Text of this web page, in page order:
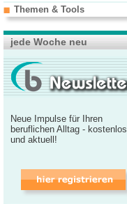
Themen & Tools
jede Woche neu
Neue Impulse für Ihren
beruflichen Alltag - kostenlos
und aktuell!